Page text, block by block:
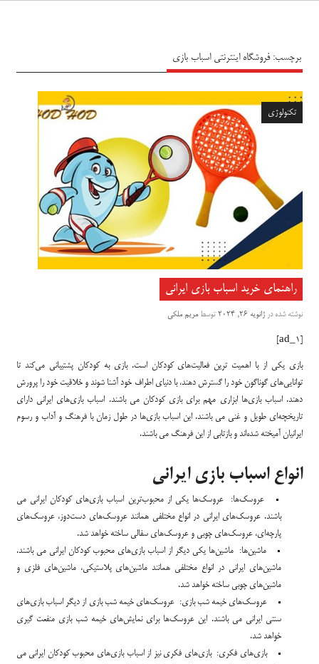
برچسب:فروشگاه اینترنتی اسباب بازی
تکنولوژی
راهنمای خرید اسباب بازی ایرانی
نوشته شده در ژانویه 26, 2024 توسطمریم ملکی
بازی یکی از با اهمیت ترین فعالیت‌های کودکان است. بازی به کودکان پشتیبانی می‌کند تا
توانایی‌های گوناگون خود را گسترش دهند، با دنیای اطراف خود آشنا شوند و خلاقیت خود را پرورش
دهند. اسباب بازی‌ها ابزاری مهم برای بازی کودکان می باشند. اسباب بازی‌های ایرانی دارای
تاریخچه‌ای طویل و غنی می باشند. این اسباب بازی‌ها در طول زمان با فرهنگ و آداب و رسوم
ایرانیان آمیخته شده‌اند و بازتابی از این فرهنگ می باشند.
انواع اسباب بازی ایرانی
عروسک‌ها: عروسک‌ها یکی از محبوب‌ترین اسباب بازی‌های کودکان ایرانی می
باشند. عروسک‌های ایرانی در انواع مختلفی همانند عروسک‌های دست‌دوز، عروسک‌های
پارچه‌ای، عروسک‌های چوبی و عروسک‌های سفالی ساخته خواهد شد.
ماشین‌ها: ماشین‌ها یکی دیگر از اسباب بازی‌های محبوب کودکان ایرانی می باشند.
ماشین‌های ایرانی در انواع مختلفی همانند ماشین‌های پلاستیکی، ماشین‌های فلزی و
ماشین‌های چوبی ساخته خواهد شد.
عروسک‌های خیمه شب بازی: عروسک‌های خیمه شب بازی از دیگر اسباب بازی‌های
سنتی ایرانی می باشند. این عروسک‌ها برای نمایش‌های خیمه شب بازی منفعت گیری
خواهد شد.
بازی‌های فکری: بازی‌های فکری نیز از اسباب بازی‌های محبوب کودکان ایرانی می